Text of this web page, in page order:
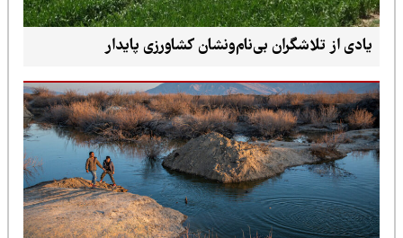
یادی از تلاشگران بی‌نام‌ونشان کشاورزی پایدار